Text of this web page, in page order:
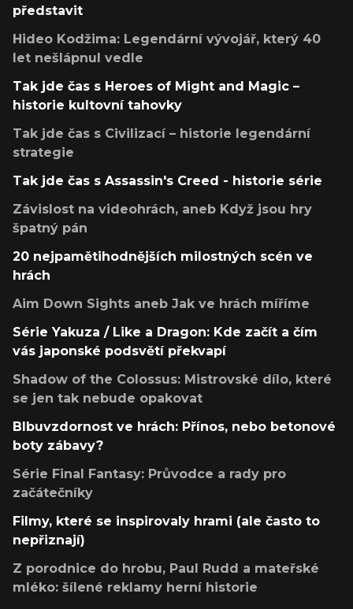
představit
Hideo Kodžima: Legendární vývojář, který 40
let nešlápnul vedle
Tak jde čas s Heroes of Might and Magic –
historie kultovní tahovky
Tak jde čas s Civilizací – historie legendární
strategie
Tak jde čas s Assassin's Creed - historie série
Závislost na videohrách, aneb Když jsou hry
špatný pán
20 nejpamětihodnějších milostných scén ve
hrách
Aim Down Sights aneb Jak ve hrách míříme
Série Yakuza / Like a Dragon: Kde začít a čím
vás japonské podsvětí překvapí
Shadow of the Colossus: Mistrovské dílo, které
se jen tak nebude opakovat
Blbuvzdornost ve hrách: Přínos, nebo betonové
boty zábavy?
Série Final Fantasy: Průvodce a rady pro
začátečníky
Filmy, které se inspirovaly hrami (ale často to
nepřiznají)
Z porodnice do hrobu, Paul Rudd a mateřské
mléko: šílené reklamy herní historie